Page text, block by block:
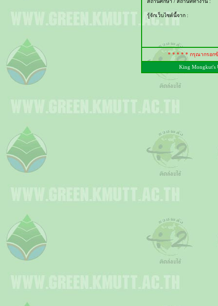
สถานศึกษา / สถานที่ทำงาน :
รู้จักเว็บไซต์นี้จาก :
* * * * * กรุณากรอก
King Mongkut's